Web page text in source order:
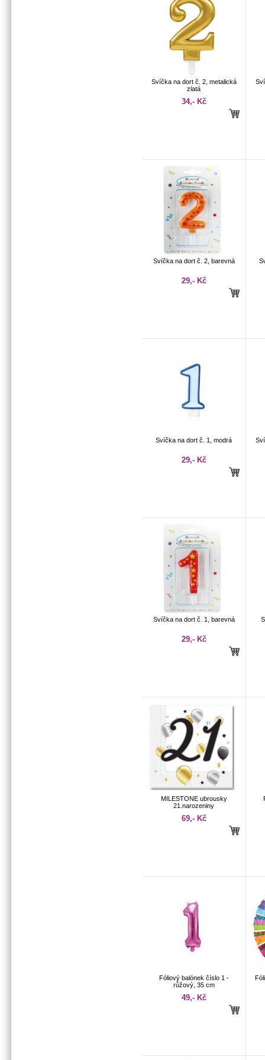
Svíčka na dort č. 2, metalická
zlatá
34,- Kč
Svíčka na dort č. 2, barevná
29,- Kč
Svíčka na dort č. 1, modrá
29,- Kč
Svíčka na dort č. 1, barevná
29,- Kč
MILESTONE ubrousky
21.narozeniny
69,- Kč
Fóliový balónek číslo 1 -
růžový, 35 cm
49,- Kč